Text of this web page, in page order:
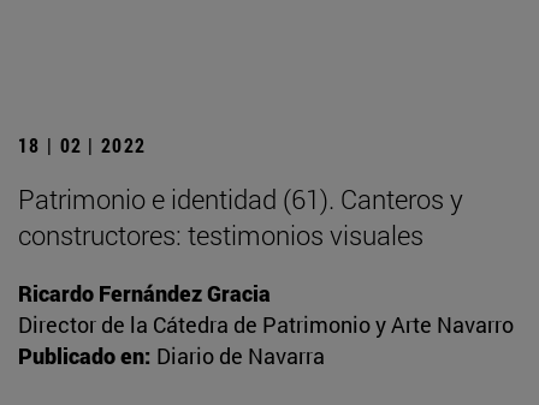
18 | 02 | 2022
Patrimonio e identidad (61). Canteros y
constructores: testimonios visuales
Ricardo Fernández Gracia
Director de la Cátedra de Patrimonio y Arte Navarro
Publicado en: Diario de Navarra